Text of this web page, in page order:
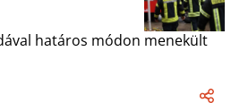
határos módon menekült